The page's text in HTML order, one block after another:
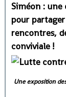
Siméon : une
pour
rencontres,
conviviale !
Une exposition